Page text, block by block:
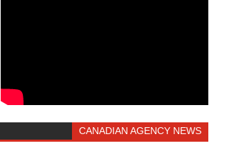
CANADIAN AGENCY NEWS